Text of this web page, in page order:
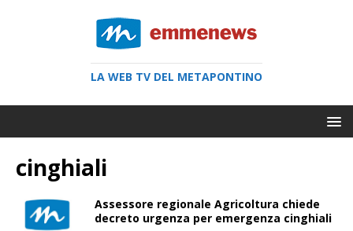
LA WEB TV DEL METAPONTINO
cinghiali
Assessore regionale Agricoltura chiede
decreto urgenza per emergenza cinghiali